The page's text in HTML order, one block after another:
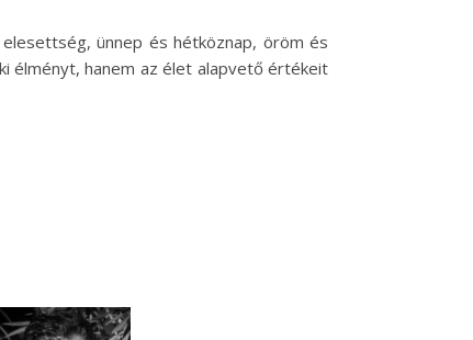
ünnep és hétköznap, öröm és
élményt, hanem az élet alapvető értékeit